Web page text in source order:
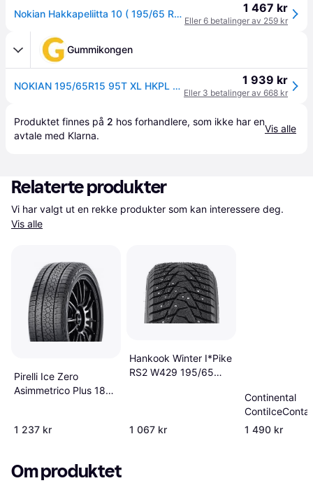
Nokian Hakkapeliitta 10 ( 195/65 R15 95T XL, med pigger ) 1 467 kr
Eller 6 betalinger av 259 kr
Gummikongen
NOKIAN 195/65R15 95T XL HKPL 10 Studded 1 939 kr
Eller 3 betalinger av 668 kr
Produktet finnes på 2 hos forhandlere, som ikke har en
avtale med Klarna.
Vis alle
Relaterte produkter
Vis alle
Pirelli Ice Zero
Asimmetrico Plus 185
1 237 kr
Hankook Winter I*Pike
RS2 W429 195/65
1 067 kr
Continental
195/65 R15
1 490 kr
Om produktet